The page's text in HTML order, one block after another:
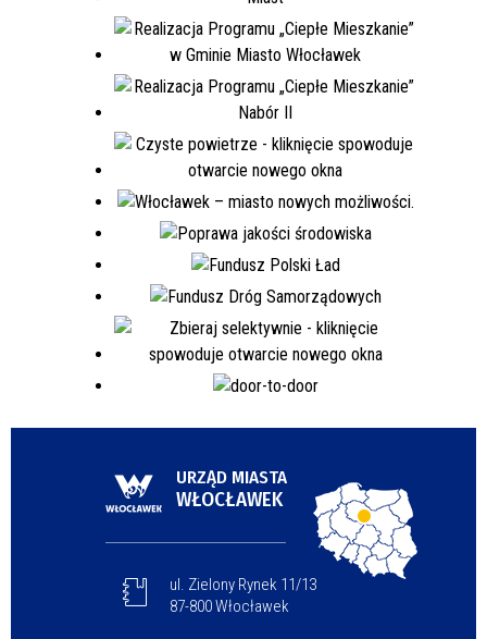
URZĄD MIASTA
WŁOCŁAWEK
ul. Zielony Rynek 11/13
87-800 Włocławek